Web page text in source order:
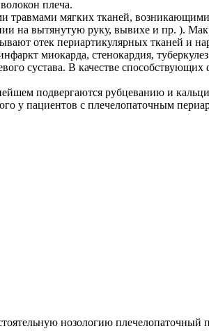
плеча.
травмами мягких тканей,
на вытянутую руку, вывихе и пр. ).
отек периартикулярных тканей и
миокарда, стенокардия,
сустава. В качестве
подвергаются рубцеванию и
у пациентов с плечелопаточным
нозологию плечелопаточный